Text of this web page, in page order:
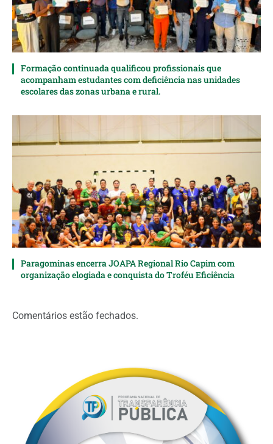
Formação continuada qualificou profissionais que
acompanham estudantes com deficiência nas unidades
escolares das zonas urbana e rural.
Paragominas encerra JOAPA Regional Rio Capim com
organização elogiada e conquista do Troféu Eficiência
Comentários estão fechados.